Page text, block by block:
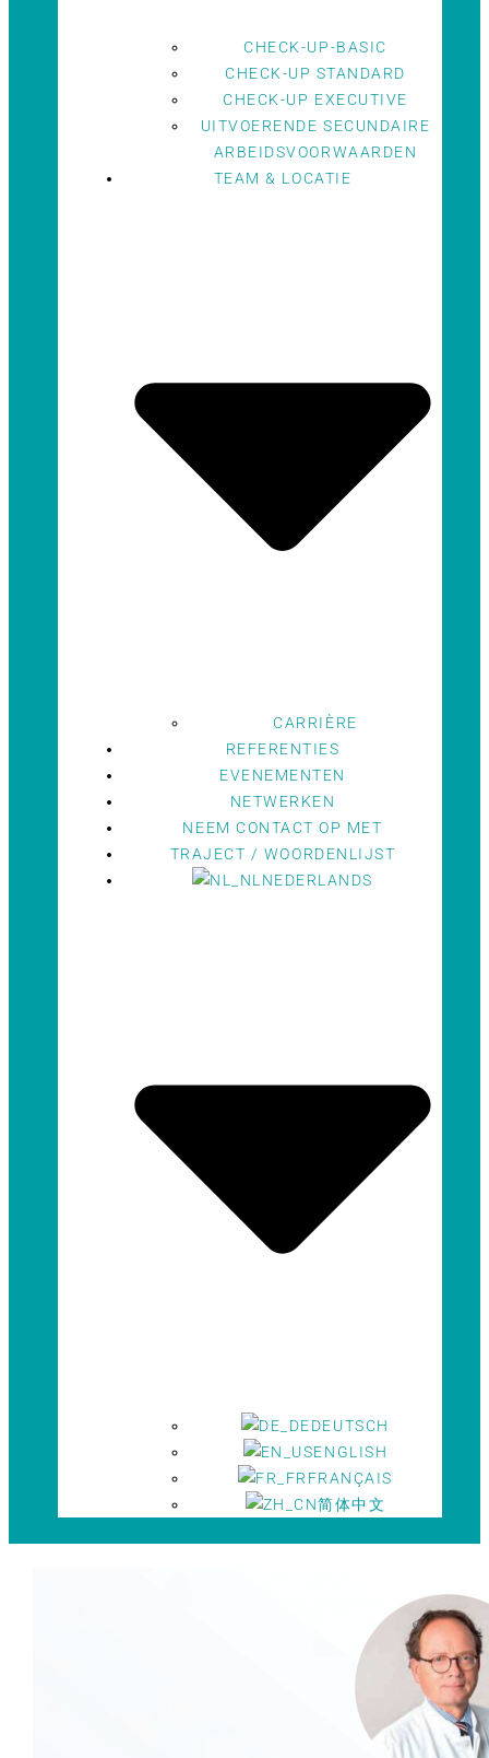
CHECK-UP-BASIC
CHECK-UP STANDARD
CHECK-UP EXECUTIVE
UITVOERENDE SECUNDAIRE
ARBEIDSVOORWAARDEN
TEAM & LOCATIE
CARRIÈRE
REFERENTIES
EVENEMENTEN
NETWERKEN
NEEM CONTACT OP MET
TRAJECT / WOORDENLIJST
NEDERLANDS
DEUTSCH
ENGLISH
FRANÇAIS
简体中文